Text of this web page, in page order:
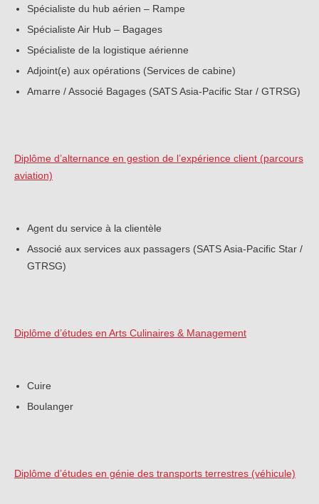
Spécialiste du hub aérien – Rampe
Spécialiste Air Hub – Bagages
Spécialiste de la logistique aérienne
Adjoint(e) aux opérations (Services de cabine)
Amarre / Associé Bagages (SATS Asia-Pacific Star / GTRSG)
Diplôme d’alternance en gestion de l’expérience client (parcours
aviation)
Agent du service à la clientèle
Associé aux services aux passagers (SATS Asia-Pacific Star /
GTRSG)
Diplôme d’études en Arts Culinaires & Management
Cuire
Boulanger
Diplôme d’études en génie des transports terrestres (véhicule)